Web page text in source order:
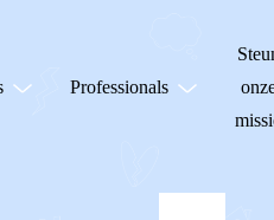
Professionals